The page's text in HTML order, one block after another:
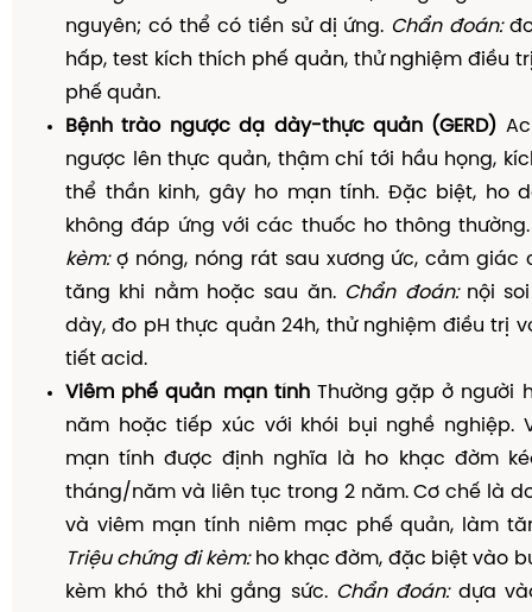
nguyên; có thể có tiền sử dị ứng. Chẩn đoán:
hấp, test kích thích phế quản, thử nghiệm điều
phế quản.
Bệnh trào ngược dạ dày-thực quản (GERD)
ngược lên thực quản, thậm chí tới hầu họng,
thể thần kinh, gây ho mạn tính. Đặc biệt, ho
không đáp ứng với các thuốc ho thông
kèm:ợ nóng, nóng rát sau xương ức, cảm giác
tăng khi nằm hoặc sau ăn. Chẩn đoán:nội
dày, đo pH thực quản 24h, thử nghiệm điều trị
tiết acid.
Viêm phế quản mạn tínhThường gặp ở người
năm hoặc tiếp xúc với khói bụi nghề nghiệp.
mạn tính được định nghĩa là ho khạc đờm
tháng/năm và liên tục trong 2 năm. Cơ chế là
và viêm mạn tính niêm mạc phế quản, làm
Triệu chứng đi kèm:ho khạc đờm, đặc biệt vào
kèm khó thở khi gắng sức. Chẩn đoán:dựa